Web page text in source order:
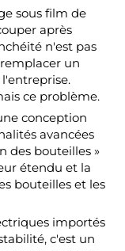
sous film de
après
n'est pas
un
ce problème.
conception
avancées
des bouteilles »
étendu et la
bouteilles et les
importés
c'est un